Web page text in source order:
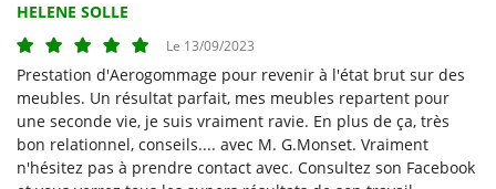
Adresse email de réception
En cochant cette case, vous consentez à recevoir nos propositions commerciales à
l'adresse email indiqué ci-dessus. Vous pouvez vous désinscrire à tout moment en
utilisantle formulaire de désinscription .
INSCRIPTION
HELENE SOLLE
Le 13/09/2023
Prestation d'Aerogommage pour revenir à l'état brut sur des
meubles. Un résultat parfait, mes meubles repartent pour
une seconde vie, je suis vraiment ravie. En plus de ça, très
bon relationnel, conseils.... avec M. G.Monset. Vraiment
n'hésitez pas à prendre contact avec. Consultez son Facebook